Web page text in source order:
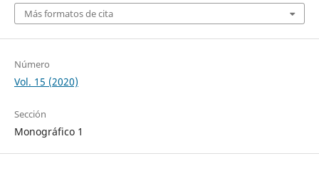
Más formatos de cita
Número
Vol. 15 (2020)
Sección
Monográfico 1